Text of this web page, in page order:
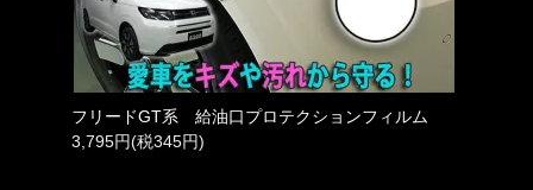
フリードGT系 給油口プロテクションフィルム
3,795円(税345円)